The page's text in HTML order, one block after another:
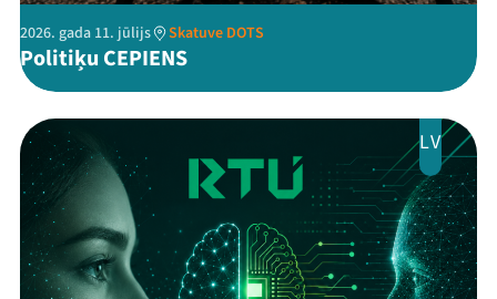
2026. gada 11. jūlijs Skatuve DOTS
Politiķu CEPIENS
LV